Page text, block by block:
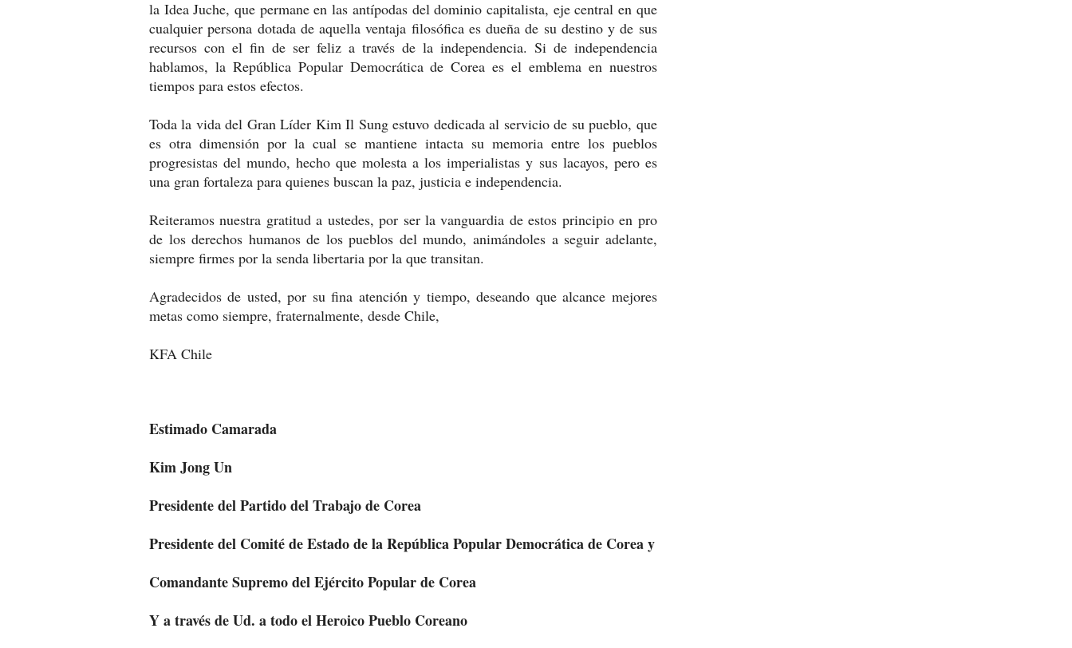
la Idea Juche, que permane en las antípodas del dominio capitalista, eje central en que
cualquier persona dotada de aquella ventaja filosófica es dueña de su destino y de sus
recursos con el fin de ser feliz a través de la independencia. Si de independencia
hablamos, la República Popular Democrática de Corea es el emblema en nuestros
tiempos para estos efectos.
Toda la vida del Gran Líder Kim Il Sung estuvo dedicada al servicio de su pueblo, que
es otra dimensión por la cual se mantiene intacta su memoria entre los pueblos
progresistas del mundo, hecho que molesta a los imperialistas y sus lacayos, pero es
una gran fortaleza para quienes buscan la paz, justicia e independencia.
Reiteramos nuestra gratitud a ustedes, por ser la vanguardia de estos principio en pro
de los derechos humanos de los pueblos del mundo, animándoles a seguir adelante,
siempre firmes por la senda libertaria por la que transitan.
Agradecidos de usted, por su fina atención y tiempo, deseando que alcance mejores
metas como siempre, fraternalmente, desde Chile,
KFA Chile
Estimado Camarada
Kim Jong Un
Presidente del Partido del Trabajo de Corea
Presidente del Comité de Estado de la República Popular Democrática de Corea y
Comandante Supremo del Ejército Popular de Corea
Y a través de Ud. a todo el Heroico Pueblo Coreano